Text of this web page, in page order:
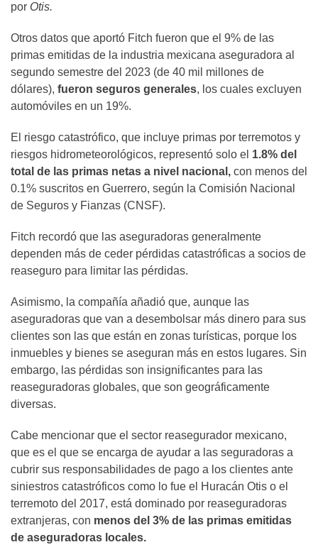
por Otis.
Otros datos que aportó Fitch fueron que el 9% de las
primas emitidas de la industria mexicana aseguradora al
segundo semestre del 2023 (de 40 mil millones de
dólares), fueron seguros generales, los cuales excluyen
automóviles en un 19%.
El riesgo catastrófico, que incluye primas por terremotos y
riesgos hidrometeorológicos, representó solo el 1.8% del
total de las primas netas a nivel nacional, con menos del
0.1% suscritos en Guerrero, según la Comisión Nacional
de Seguros y Fianzas (CNSF).
Fitch recordó que las aseguradoras generalmente
dependen más de ceder pérdidas catastróficas a socios de
reaseguro para limitar las pérdidas.
Asimismo, la compañía añadió que, aunque las
aseguradoras que van a desembolsar más dinero para sus
clientes son las que están en zonas turísticas, porque los
inmuebles y bienes se aseguran más en estos lugares. Sin
embargo, las pérdidas son insignificantes para las
reaseguradoras globales, que son geográficamente
diversas.
Cabe mencionar que el sector reasegurador mexicano,
que es el que se encarga de ayudar a las seguradoras a
cubrir sus responsabilidades de pago a los clientes ante
siniestros catastróficos como lo fue el Huracán Otis o el
terremoto del 2017, está dominado por reaseguradoras
extranjeras, con menos del 3% de las primas emitidas
de aseguradoras locales.